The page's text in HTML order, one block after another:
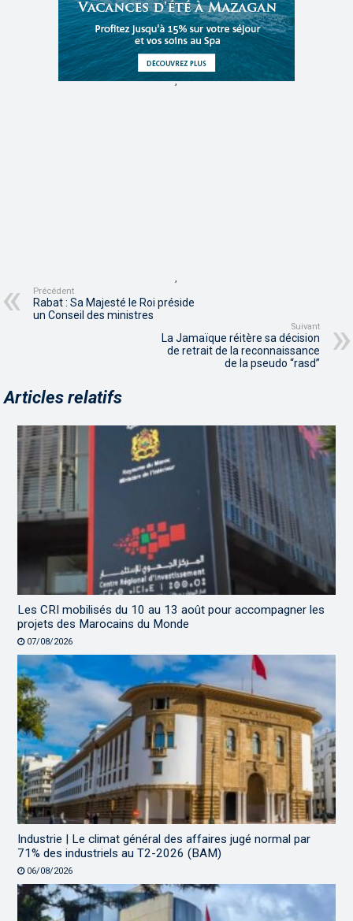
,
,
Précédent
Rabat : Sa Majesté le Roi préside
un Conseil des ministres
Suivant
La Jamaïque réitère sa décision
de retrait de la reconnaissance
de la pseudo “rasd”
Articles relatifs
Les CRI mobilisés du 10 au 13 août pour accompagner les
projets des Marocains du Monde
07/08/2026
Industrie | Le climat général des affaires jugé normal par
71% des industriels au T2-2026 (BAM)
06/08/2026